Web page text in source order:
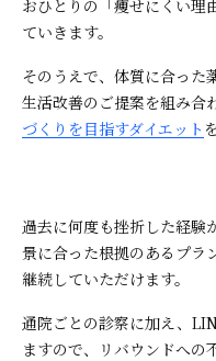
おひとりの「痩せにくい理
ていきます。
そのうえで、体質に合った
生活改善のご提案を組み合
づくりを目指すダイエット
過去に何度も挫折した経験
景に合った根拠のあるプラ
継続していただけます。
通院ごとの診察に加え、
ますので、リバウンドへの